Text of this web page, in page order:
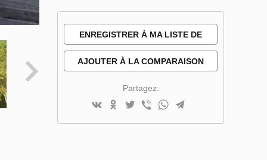
ENREGISTRER À MA LISTE DE
SOUHAITS
AJOUTER À LA COMPARAISON
Partagez: